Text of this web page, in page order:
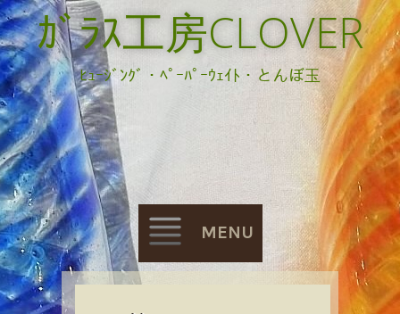
ｶﾞﾗｽ工房CLOVER
ﾋｭｰｼﾞﾝｸﾞ・ﾍﾟｰﾊﾟｰｳｪｲﾄ・とんぼ玉
MENU